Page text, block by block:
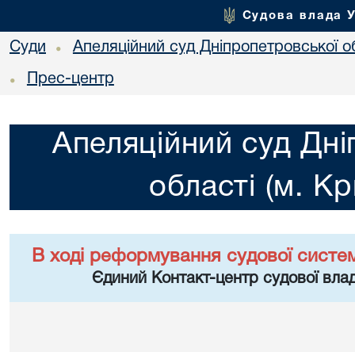
Судова влада
Суди • Апеляційний суд Дніпропетровської
• Прес-центр
Апеляційний суд
області (м.
В ході реформування судової
Єдиний Контакт-центр судової